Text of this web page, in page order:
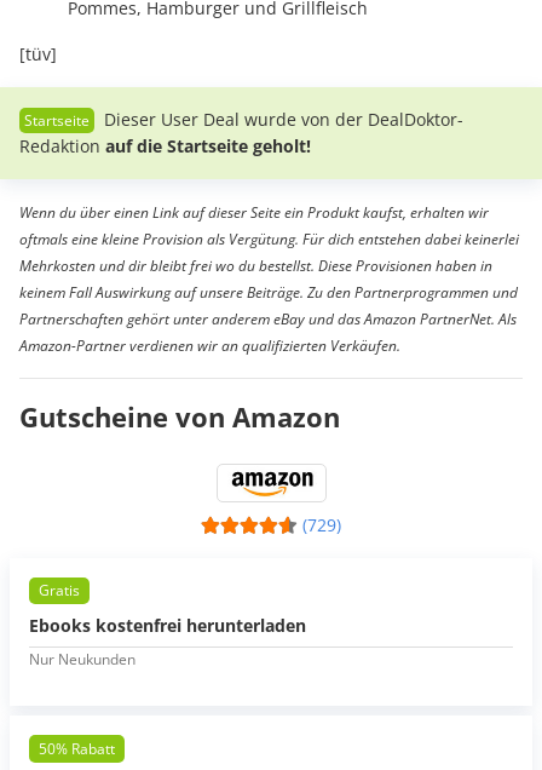
Pommes, Hamburger und Grillfleisch
[tüv]
Dieser User Deal wurde von der DealDoktor-
Redaktion auf die Startseite geholt!
Wenn du über einen Link auf dieser Seite ein Produkt kaufst, erhalten wir
oftmals eine kleine Provision als Vergütung. Für dich entstehen dabei keinerlei
Mehrkosten und dir bleibt frei wo du bestellst. Diese Provisionen haben in
keinem Fall Auswirkung auf unsere Beiträge. Zu den Partnerprogrammen und
Partnerschaften gehört unter anderem eBay und das Amazon PartnerNet. Als
Amazon-Partner verdienen wir an qualifizierten Verkäufen.
Gutscheine von Amazon
(729)
Gratis
Ebooks kostenfrei herunterladen
Nur Neukunden
50% Rabatt